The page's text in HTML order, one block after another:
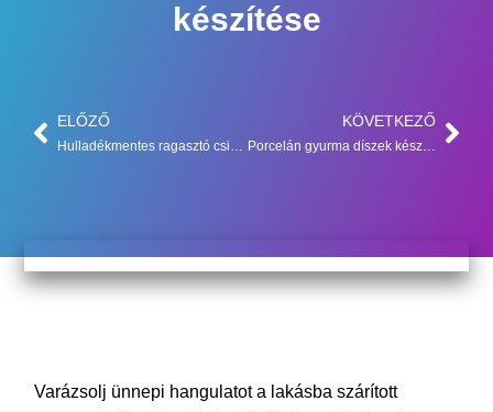
készítése
ELŐZŐ KÖVETKEZŐ
Porcelán gyurma díszek készítése
Varázsolj ünnepi hangulatot a lakásba szárított